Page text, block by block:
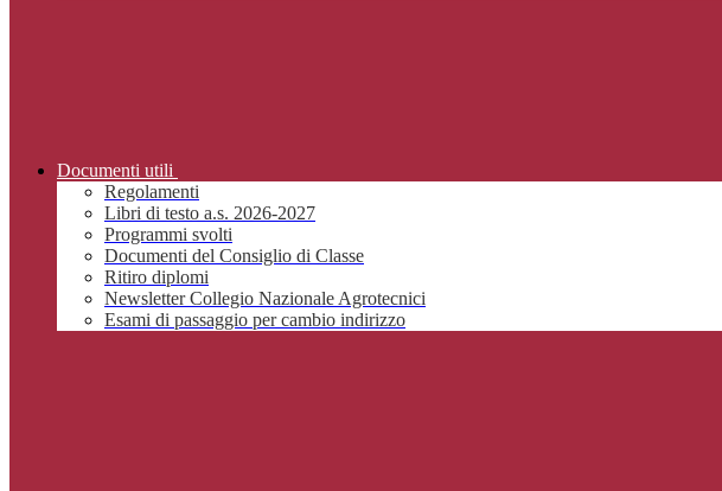
Documenti utili
Regolamenti
Libri di testo a.s. 2026-2027
Programmi svolti
Documenti del Consiglio di Classe
Ritiro diplomi
Newsletter Collegio Nazionale Agrotecnici
Esami di passaggio per cambio indirizzo